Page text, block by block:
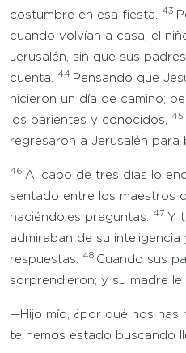
costumbre en esa fiesta.
43
cuando volvían a casa, el
Jerusalén, sin que sus
cuenta.
44 Pensando que
hicieron un día de camino;
los parientes y conocidos,
45
regresaron a Jerusalén para
46 Al cabo de tres días lo
sentado entre los maestros
haciéndoles preguntas.
47 Y
admiraban de su inteligencia
respuestas.
48 Cuando sus
sorprendieron; y su madre le
—Hijo mío, ¿por qué nos has
te hemos estado buscando